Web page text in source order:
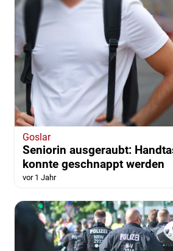
Goslar
Seniorin ausgeraubt:
konnte geschnappt werden
vor 1 Jahr